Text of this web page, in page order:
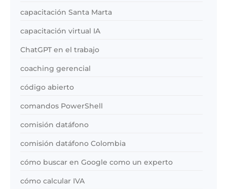
capacitación Santa Marta
capacitación virtual IA
ChatGPT en el trabajo
coaching gerencial
código abierto
comandos PowerShell
comisión datáfono
comisión datáfono Colombia
cómo buscar en Google como un experto
cómo calcular IVA